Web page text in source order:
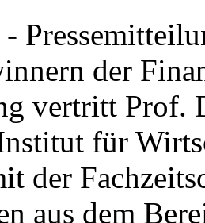
der
vertritt Prof.
für
der
aus dem